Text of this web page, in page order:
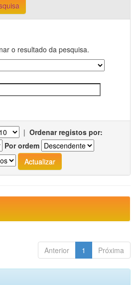
o resultado da pesquisa.
| Ordenar registos por:
Por ordem
Anterior 1 Próxima